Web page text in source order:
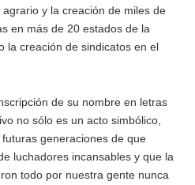
y la creación de miles de
en más de 20 estados de la
la creación de sindicatos en el
de su nombre en letras
no sólo es un acto simbólico,
generaciones de que
luchadores incansables y que la
todo por nuestra gente nunca